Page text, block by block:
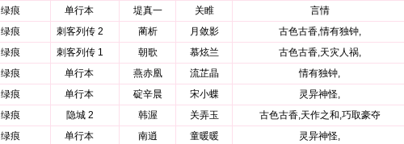
绿痕 单行本 堤真一 关睢
言情
绿痕 刺客列传 2 蔺析 月敛影
古色古香,情有独钟,
绿痕 刺客列传 1 朝歌 慕炫兰
古色古香,天灾人祸,
绿痕 单行本 燕赤凰 流芷晶
情有独钟,
绿痕 单行本 碇辛晨 宋小蝶
灵异神怪,
绿痕 隐城 2 韩渥 关弄玉
古色古香,天作之和,巧取豪夺
绿痕 单行本 南逍 童暖暖 灵异神怪,